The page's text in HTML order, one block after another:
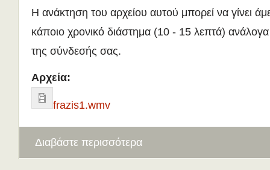
Η ανάκτηση του αρχείου αυτού μπορεί να γίνει
κάποιο χρονικό διάστημα (10 - 15 λεπτά) ανάλογα
της σύνδεσής σας.
Αρχεία:
frazis1.wmv
Διαβάστε περισσότερα